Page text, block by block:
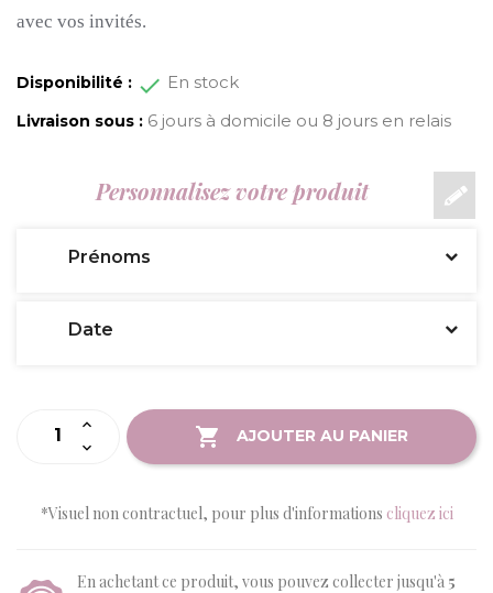
avec vos invités.
Disponibilité : En stock
Livraison sous : 6 jours à domicile ou 8 jours en relais
Personnalisez votre produit
Prénoms
Date
AJOUTER AU PANIER
*Visuel non contractuel, pour plus d'informations cliquez ici
En achetant ce produit, vous pouvez collecter jusqu'à 5